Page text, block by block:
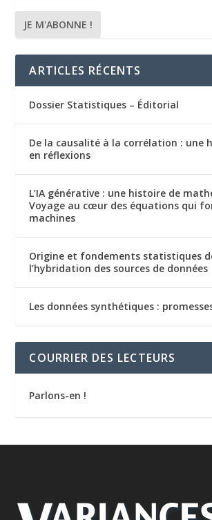
ARTICLES RÉCENTS
Dossier Statistiques – Éditorial
De la causalité à la corrélation : une
en réflexions
L’IA générative : une histoire de
Voyage au cœur des équations qui
machines
Origine et fondements statistiques
l’hybridation des sources de données
Les données synthétiques :
COURRIER DES LECTEURS
Parlons-en !